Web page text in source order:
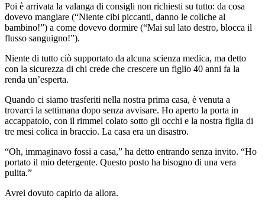
Poi è arrivata la valanga di consigli non richiesti su tutto: da cosa
dovevo mangiare (“Niente cibi piccanti, danno le coliche al
bambino!”) a come dovevo dormire (“Mai sul lato destro, blocca il
flusso sanguigno!”).
Niente di tutto ciò supportato da alcuna scienza medica, ma detto
con la sicurezza di chi crede che crescere un figlio 40 anni fa la
renda un’esperta.
Quando ci siamo trasferiti nella nostra prima casa, è venuta a
trovarci la settimana dopo senza avvisare. Ho aperto la porta in
accappatoio, con il rimmel colato sotto gli occhi e la nostra figlia di
tre mesi colica in braccio. La casa era un disastro.
“Oh, immaginavo fossi a casa,” ha detto entrando senza invito. “Ho
portato il mio detergente. Questo posto ha bisogno di una vera
pulita.”
Avrei dovuto capirlo da allora.